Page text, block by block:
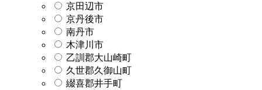
京田辺市
京丹後市
南丹市
木津川市
乙訓郡大山崎町
久世郡久御山町
綴喜郡井手町